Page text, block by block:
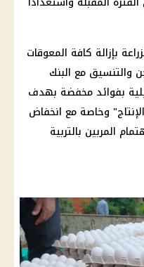
بإزالة كافة المعوقات
والتنسيق مع البنك
بفوائد مخفضة بهدف
وخاصة مع انخفاض
المربين بالتربية